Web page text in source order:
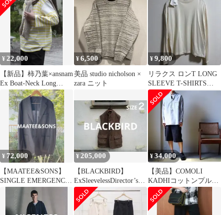
¥ 22,000
【新品】柿乃葉×ansnam
Ex Boat-Neck Long
Sleeve
¥6,500
美品 studio nicholson ×
zara ニット
¥9,800
リラクス ロンT LONG
SLEEVE T-SHIRTS
ECRU 46
¥ 72,000
【MAATEE&SONS】
SINGLE EMERGENCY
型 TAILORED
¥205,000
【BLACKBIRD】
ExSleevelessDirector’sJac
ket2
¥34,000
【美品】COMOLI
KADHIコットンプルオ
ーバーシャツ サイズ1